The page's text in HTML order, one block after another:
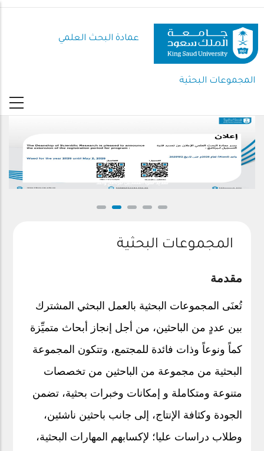
تجاوز
إلى
المحتوى
الرئيسي
عمادة البحث العلمي
المجموعات البحثية
تمديد فترة التسجيل لبرنامج واعد
المجموعات البحثية
مقدمة
تُعنَى المجموعات البحثية بالعمل البحثي المشترك
بين عددٍ من الباحثين، من أجل إنجاز أبحاث متميِّزة
كماً ونوعاً وذات فائدة للمجتمع، وتتكون المجموعة
البحثية من مجموعة من الباحثين من تخصصات
متنوعة ومتكاملة و إمكانات وخبرات بحثية، تضمن
الجودة وكثافة الإنتاج، إلى جانب باحثين ناشئين،
وطلاب دراسات عليا؛ لإكسابهم المهارات البحثية،